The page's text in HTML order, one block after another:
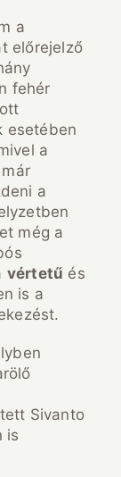
a
előrejelző
fehér
esetében
a
a
még a
vértetű és
is a
Sivanto
is